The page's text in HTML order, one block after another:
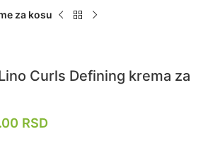
za kosu
Curls Defining krema za
RSD